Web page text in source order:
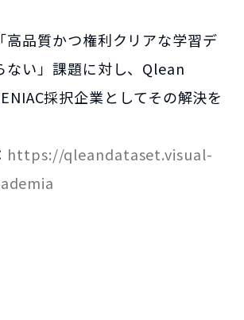
高品質かつ権利クリアな学習デ
ない」課題に対し、Qlean
採択企業としてその解決を
https://qleandataset.visual-